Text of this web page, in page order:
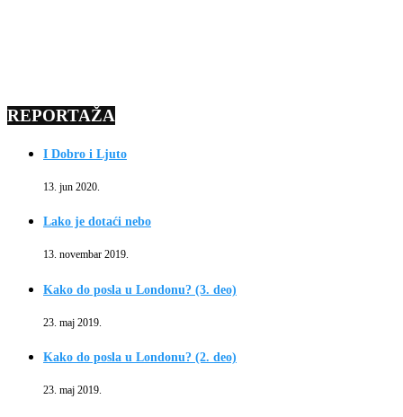
REPORTAŽA
I Dobro i Ljuto
13. jun 2020.
Lako je dotaći nebo
13. novembar 2019.
Kako do posla u Londonu? (3. deo)
23. maj 2019.
Kako do posla u Londonu? (2. deo)
23. maj 2019.